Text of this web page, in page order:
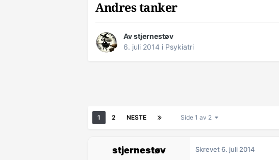
Andres tanker
Av stjernestøv
6. juli 2014 i Psykiatri
1 2 NESTE Side 1 av 2
stjernestøv Skrevet6. juli 2014